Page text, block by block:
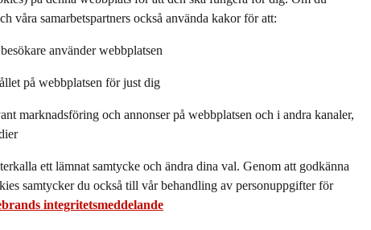
våra samarbetspartners också använda kakor för att:
använder webbplatsen
på webbplatsen för just dig
marknadsföring och annonser på webbplatsen och i andra kanaler,
ett lämnat samtycke och ändra dina val. Genom att godkänna
samtycker du också till vår behandling av personuppgifter för
integritetsmeddelande